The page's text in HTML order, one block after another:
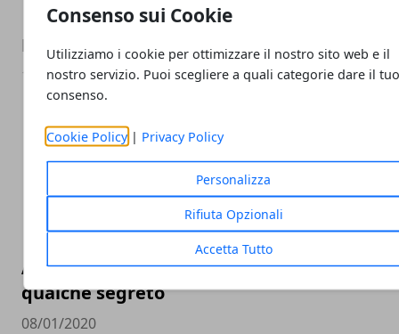
Consenso sui Cookie
Utilizziamo i cookie per ottimizzare il nostro sito web e il
nostro servizio. Puoi scegliere a quali categorie dare il
consenso.
Cookie Policy | Privacy Policy
Personalizza
Rifiuta Opzionali
Accetta Tutto
La miglior Officina a Parma: come
12/04/2020
Andare d'accordo con i propri colleghi:
qualche segreto
08/01/2020